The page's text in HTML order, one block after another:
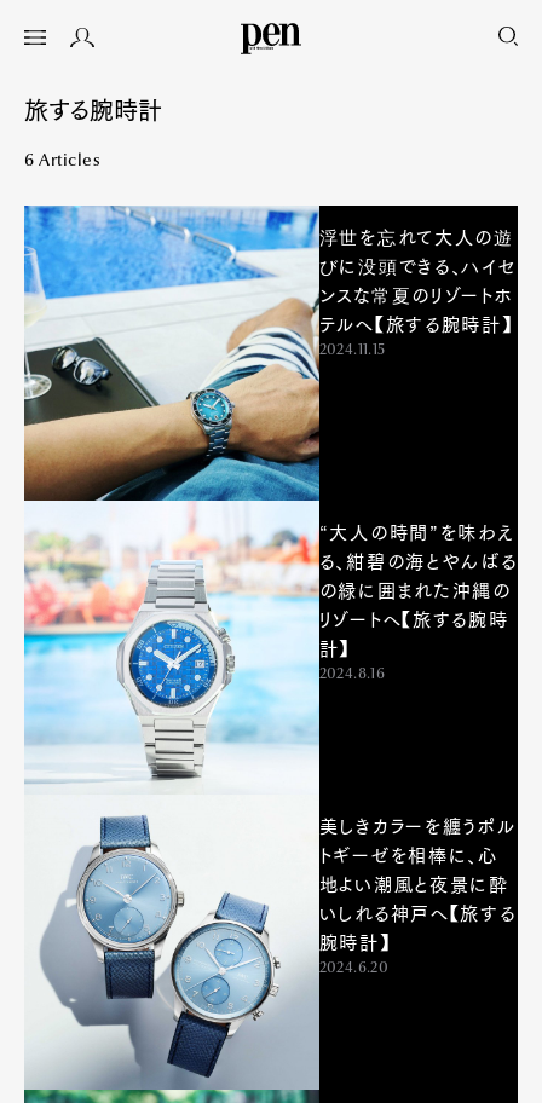
旅する腕時計
6 Articles
浮世を忘れて大人の遊
びに没頭できる、ハイセ
ンスな常夏のリゾートホ
テルへ【旅する腕時計】
2024.11.15
“大人の時間”を味わえ
る、紺碧の海とやんばる
の緑に囲まれた沖縄の
リゾートへ【旅する腕時
計】
2024.8.16
美しきカラーを纏うポル
トギーゼを相棒に、心
地よい潮風と夜景に酔
いしれる神戸へ【旅する
腕時計】
2024.6.20